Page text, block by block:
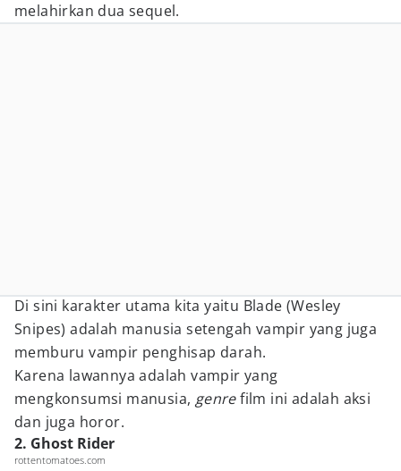
melahirkan dua sequel.
Di sini karakter utama kita yaitu Blade (Wesley
Snipes) adalah manusia setengah vampir yang juga
memburu vampir penghisap darah.
Karena lawannya adalah vampir yang
mengkonsumsi manusia, genrefilm ini adalah aksi
dan juga horor.
2. Ghost Rider
rottentomatoes.com